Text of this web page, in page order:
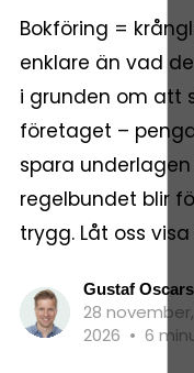
Bokföring =
enklare än vad
i grunden om att
företaget –
spara
regelbundet blir
trygg. Låt oss visa
Gustaf
28
2026 • 6